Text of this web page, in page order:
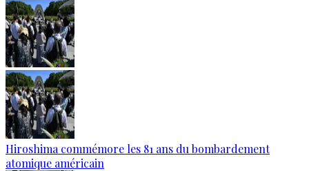
Hiroshima commémore les 81 ans du bombardement
atomique américain